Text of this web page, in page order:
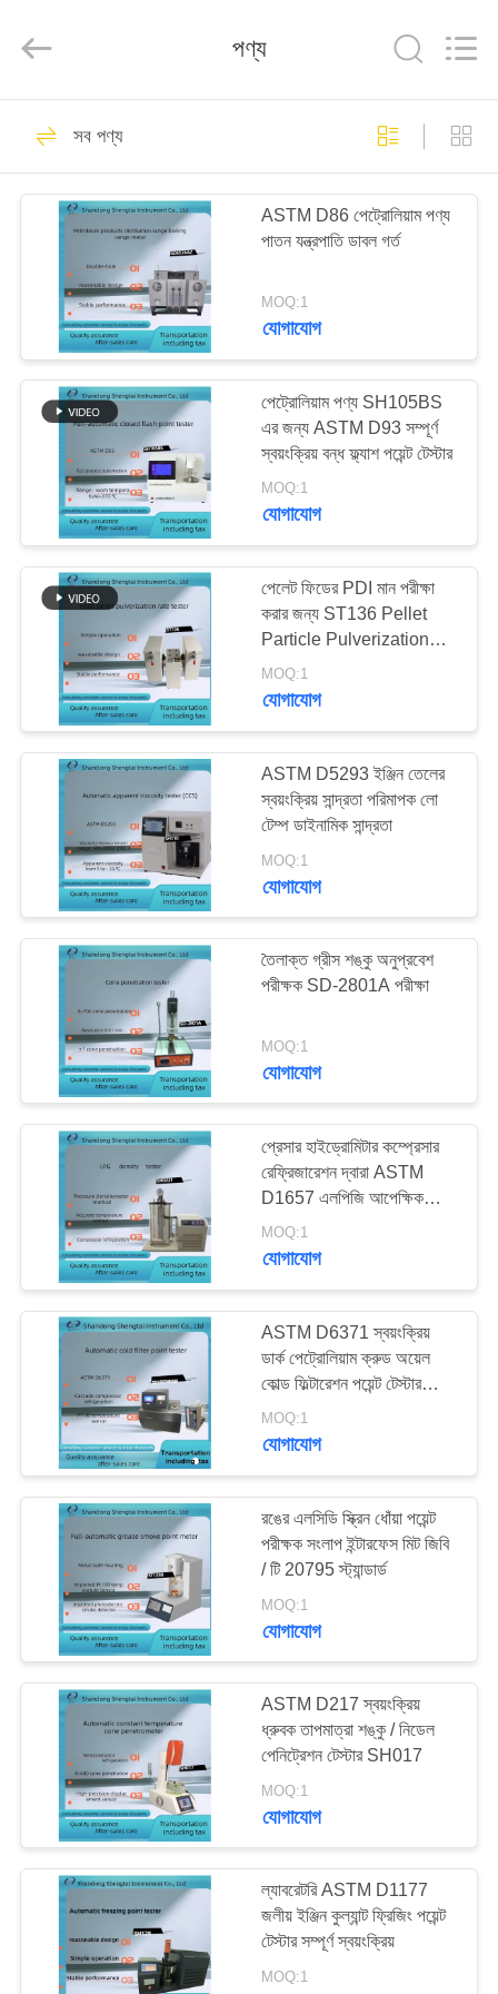
পণ্য
সম্পর্কে
কারখানা
ভ্রমণ
নিয়ন্ত্রণ
যোগাযোগ
উদ্ধৃতির
জন্য
আবেদন
PRIVACY
POLICY
instrument
co.,ltd.
পেট্রোলিয়াম পরীক্ষার যন্ত্র
637
তৈলাক্তকরণ তেল এবং
গ্রিজ এন্টিফ্রিজে পরীক্ষার
যন্ত্রপাতি
188
ডিজেল জ্বালানী পরীক্ষার
সরঞ্জাম
136
ট্রান্সফর্মার তেল পরীক্ষার
সরঞ্জাম
ফিড পরীক্ষার যন্ত্র
ফার্মাসিউটিকাল টেস্টিং
যন্ত্রপাতি
246
ভোজ্যতেল পরীক্ষার সরঞ্জাম
220
রাসায়নিক বিশ্লেষণ যন্ত্র
পণ্য
সব পণ্য
ASTM D86 পেট্রোলিয়াম পণ্য
পাতন যন্ত্রপাতি ডাবল গর্ত
MOQ:1
যোগাযোগ
পেট্রোলিয়াম পণ্য SH105BS
এর জন্য ASTM D93 সম্পূর্ণ
স্বয়ংক্রিয় বন্ধ ফ্ল্যাশ পয়েন্ট টেস্টার
MOQ:1
যোগাযোগ
পেলেট ফিডের PDI মান পরীক্ষা
করার জন্য ST136 Pellet
Particle Pulverization
Rate Tester
MOQ:1
যোগাযোগ
ASTM D5293 ইঞ্জিন তেলের
স্বয়ংক্রিয় সান্দ্রতা পরিমাপক লো
টেম্প ডাইনামিক সান্দ্রতা
MOQ:1
যোগাযোগ
তৈলাক্ত গ্রীস শঙ্কু অনুপ্রবেশ
পরীক্ষক SD-2801A পরীক্ষা
MOQ:1
যোগাযোগ
প্রেসার হাইড্রোমিটার কম্প্রেসার
রেফ্রিজারেশন দ্বারা ASTM
D1657 এলপিজি আপেক্ষিক
ঘনত্ব পরীক্ষক
MOQ:1
যোগাযোগ
ASTM D6371 স্বয়ংক্রিয়
ডার্ক পেট্রোলিয়াম ক্রুড অয়েল
কোল্ড ফিল্টারেশন পয়েন্ট টেস্টার
SH0248B
MOQ:1
যোগাযোগ
রঙের এলসিডি স্ক্রিন ধোঁয়া পয়েন্ট
পরীক্ষক সংলাপ ইন্টারফেস মিট জিবি
/ টি 20795 স্ট্যান্ডার্ড
MOQ:1
যোগাযোগ
ASTM D217 স্বয়ংক্রিয়
ধ্রুবক তাপমাত্রা শঙ্কু / নিডেল
পেনিট্রেশন টেস্টার SH017
MOQ:1
যোগাযোগ
ল্যাবরেটরি ASTM D1177
জলীয় ইঞ্জিন কুল্যান্ট ফ্রিজিং পয়েন্ট
টেস্টার সম্পূর্ণ স্বয়ংক্রিয়
MOQ:1